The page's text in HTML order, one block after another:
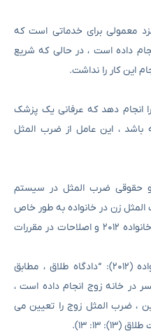
معمولی برای خدماتی است که
داده است ، در حالی که شریع
این کار را نداشت.
انجام دهد که عرفانی یک پزشک
باشد ، این عامل از ضرب المثل
فقه و حقوقی ضرب المثل در سیستم
المثل زن در خانواده به طور خاص
در ماده ۲۹ و ماده ۴ قانون حمایت از خانواده ۲۰۱۲ و اصلاحات در مقررات
مطابق ماده ۲۹ قانون حمایت از خانواده (۲۰۱۲): “دادگاه طلاق ، مطابق
در خانه زوج انجام داده است ،
، ضرب المثل زوج را تعیین می